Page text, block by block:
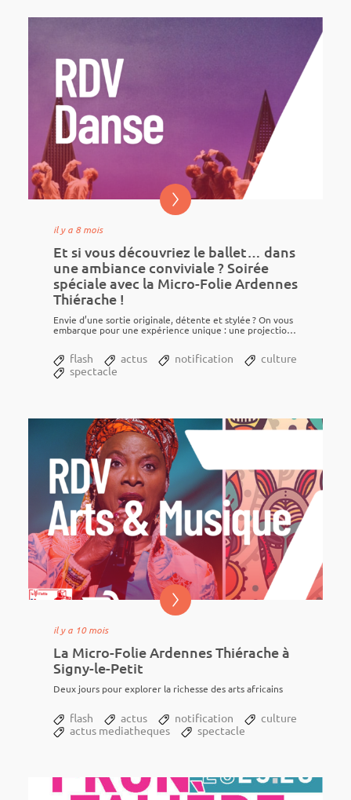
Et si vous découvriez le ballet… dans
une ambiance conviviale ? Soirée
spéciale avec la Micro-Folie Ardennes
Thiérache !
il y a 8 mois
Envie d’une sortie origi­nale, détente et stylée ? On vous
embarque pour une expé­rience unique : une projec­tion
flash actus notification
culture
spectacle
La Micro-Folie Ardennes Thiérache à
Signy-le-Petit
il y a 10 mois
Deux jours pour explo­rer la richesse des arts afri­cains
flash actus notification
culture
actus mediatheques
spectacle